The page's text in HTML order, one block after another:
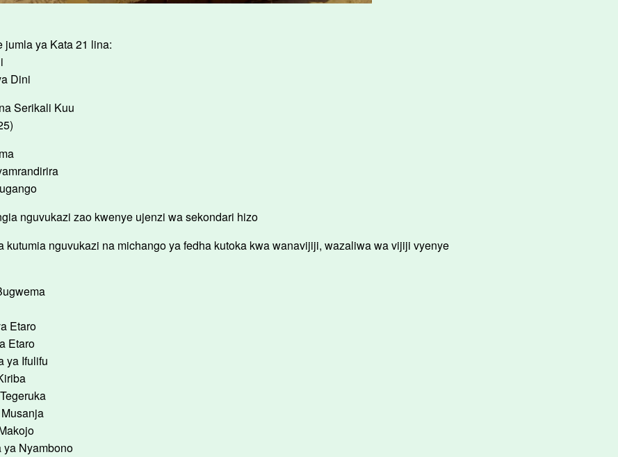
ya Kata 21 lina:
Dini
Serikali Kuu
nguvukazi zao kwenye ujenzi wa sekondari hizo
kutumia nguvukazi na michango ya fedha kutoka kwa wanavijiji, wazaliwa wa vijiji vyenye
Etaro
Etaro
ya Ifulifu
ya Nyambono